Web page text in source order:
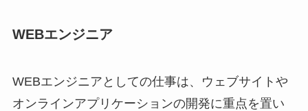
WEBエンジニア
WEBエンジニアとしての仕事は、ウェブサイトや
オンラインアプリケーションの開発に重点を置い